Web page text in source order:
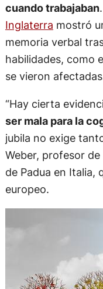
cuando trabajaban
Inglaterra mostró
memoria verbal
habilidades, como
se vieron
“Hay cierta
ser mala para la
jubila no exige
Weber, profesor
de Padua en Italia,
europeo.